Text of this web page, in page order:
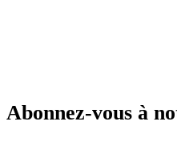
Abonnez-vous à